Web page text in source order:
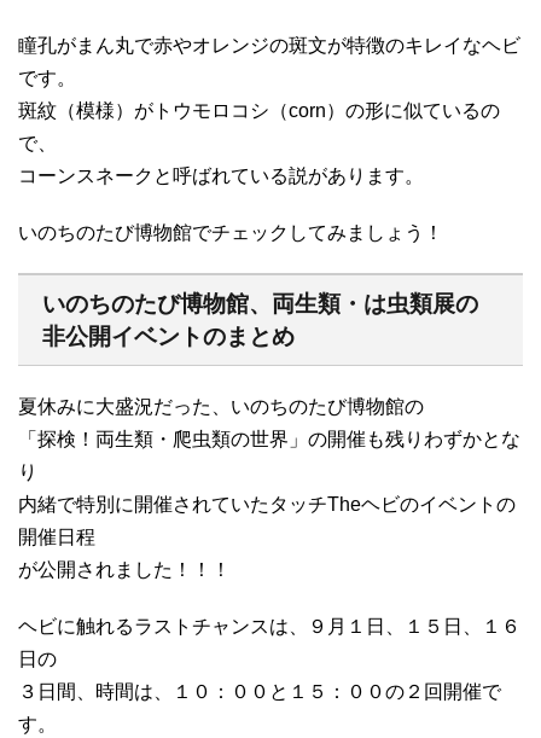
瞳孔がまん丸で赤やオレンジの斑文が特徴のキレイなヘビ
です。
斑紋（模様）がトウモロコシ（corn）の形に似ているの
で、
コーンスネークと呼ばれている説があります。
いのちのたび博物館でチェックしてみましょう！
いのちのたび博物館、両生類・は虫類展の
非公開イベントのまとめ
夏休みに大盛況だった、いのちのたび博物館の
「探検！両生類・爬虫類の世界」の開催も残りわずかとな
り
内緒で特別に開催されていたタッチTheヘビのイベントの
開催日程
が公開されました！！！
ヘビに触れるラストチャンスは、９月１日、１５日、１６
日の
３日間、時間は、１０：００と１５：００の２回開催で
す。